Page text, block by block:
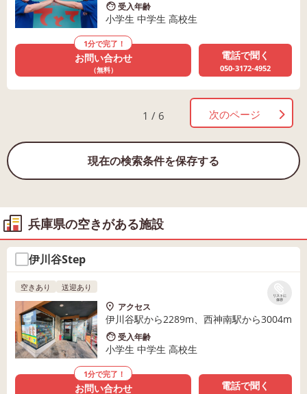
受入年齢
小学生 中学生 高校生
1分で完了！
お問い合わせ
（無料）
電話で聞く
050-3172-4952
1 / 6 次のページ
現在の検索条件を保存する
兵庫県の空きがある施設
伊川谷Step
リストに
保存
空きあり 送迎あり
アクセス
伊川谷駅から2289m、西神南駅から3004m
受入年齢
小学生 中学生 高校生
1分で完了！
お問い合わせ 電話で聞く